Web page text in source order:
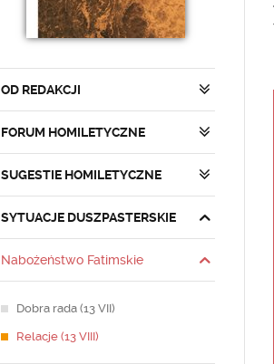
OD REDAKCJI
FORUM HOMILETYCZNE
SUGESTIE HOMILETYCZNE
SYTUACJE DUSZPASTERSKIE
Nabożeństwo Fatimskie
Dobra rada (13 VII)
Relacje (13 VIII)